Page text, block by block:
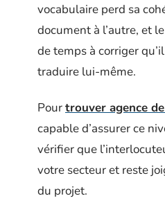
vocabulaire perd sa
document à l’autre, et
de temps à corriger
traduire lui-même.
Pourtrouver agence
capable d’assurer ce
vérifier que
votre secteur et reste
du projet.